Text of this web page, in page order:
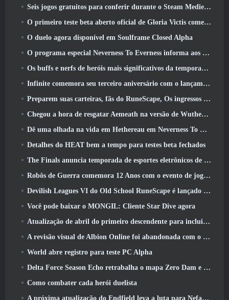
Seis jogos gratuitos para conferir durante o Steam Medieval Fest
O primeiro teste beta aberto oficial de Gloria Victis começa hoje
O duelo agora disponível em Soulframe Closed Alpha
O programa especial Neverness To Everness informa aos jogadores o que esperar dos lançamentos
Os buffs e nerfs de heróis mais significativos da temporada 7.5
Infinite comemora seu terceiro aniversário com o lançamento do SS12 Lunaria hoje
Preparem suas carteiras, fãs do RuneScape, Os ingressos para o RuneFest estão prestes a ser colocados à venda
Chegou a hora de resgatar Aemeath na versão de Wuthering Waves 3.3 Atualizar
Dê uma olhada na vida em Hethereau em Neverness To Everness, vídeo de pré-visualização do jogo de lançamento
Detalhes do HEAT bem a tempo para testes beta fechados
The Finals anuncia temporada de esportes eletrônicos de US$ 200 mil
Robôs de Guerra comemora 12 Anos com o evento de jogos robóticos marcianos
Devilish Leagues VI do Old School RuneScape é lançado hoje
Você pode baixar o MONGIL: Cliente Star Dive agora
Atualização de abril do primeiro descendente para incluir versão beta do novo conteúdo do Endgame
A revisão visual de Albion Online foi abandonada com o lançamento da atualização Radiant Wilds hoje
World abre registro para teste PC Alpha
Delta Force Season Echo retrabalha o mapa Zero Dam e expande a jogabilidade das operações
Como combater cada herói duelista
A próxima atualização do Endfield leva a luta para Nefarith